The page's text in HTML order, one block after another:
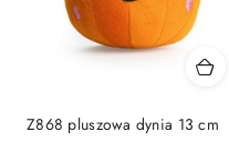
Z868 pluszowa dynia 13 cm